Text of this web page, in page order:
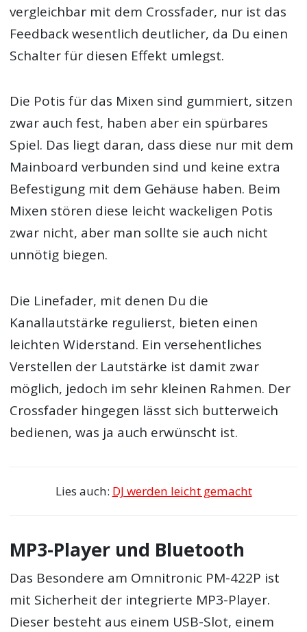
vergleichbar mit dem Crossfader, nur ist das
Feedback wesentlich deutlicher, da Du einen
Schalter für diesen Effekt umlegst.
Die Potis für das Mixen sind gummiert, sitzen
zwar auch fest, haben aber ein spürbares
Spiel. Das liegt daran, dass diese nur mit dem
Mainboard verbunden sind und keine extra
Befestigung mit dem Gehäuse haben. Beim
Mixen stören diese leicht wackeligen Potis
zwar nicht, aber man sollte sie auch nicht
unnötig biegen.
Die Linefader, mit denen Du die
Kanallautstärke regulierst, bieten einen
leichten Widerstand. Ein versehentliches
Verstellen der Lautstärke ist damit zwar
möglich, jedoch im sehr kleinen Rahmen. Der
Crossfader hingegen lässt sich butterweich
bedienen, was ja auch erwünscht ist.
Lies auch: DJ werden leicht gemacht
MP3-Player und Bluetooth
Das Besondere am Omnitronic PM-422P ist
mit Sicherheit der integrierte MP3-Player.
Dieser besteht aus einem USB-Slot, einem